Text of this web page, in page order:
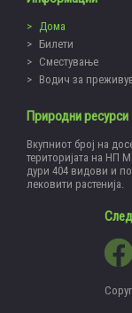
Дома
Билети
Сместување
Водич за
Природни ресурси
Вкупниот број на
територијата на НП
дури 404 видови и
лековити растенија.